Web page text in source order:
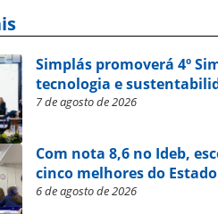
Simplás promoverá 4º
tecnologia e
7 de agosto de 2026
Com nota 8,6 no Ideb,
cinco melhores do Estado
6 de agosto de 2026